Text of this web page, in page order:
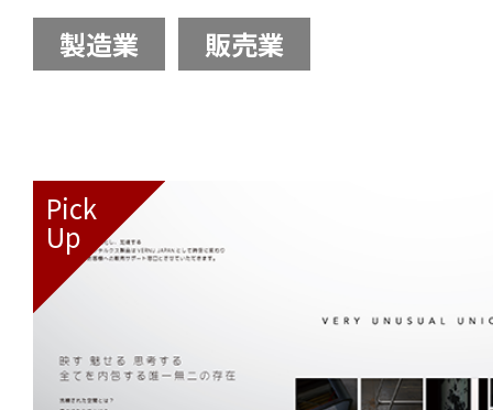
製造業
販売業
Pick
Up